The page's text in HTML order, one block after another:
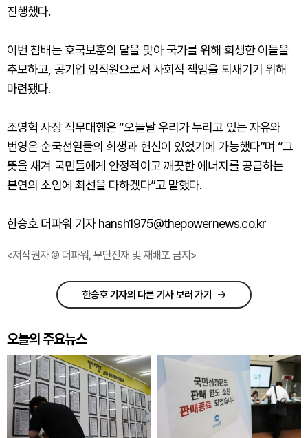
진행했다.
이번 참배는 호국보훈의 달을 맞아 국가를 위해 희생한 이들을
추모하고, 공기업 임직원으로서 사회적 책임을 되새기기 위해
마련됐다.
조영혁 사장 직무대행은 “오늘날 우리가 누리고 있는 자유와
번영은 순국선열들의 희생과 헌신이 있었기에 가능했다”며 “그
뜻을 새겨 국민들에게 안정적이고 깨끗한 에너지를 공급하는
본연의 소임에 최선을 다하겠다”고 말했다.
한승호 더파워 기자 hansh1975@thepowernews.co.kr
<저작권자 © 더파워, 무단전재 및 재배포 금지>
한승호 기자의 다른 기사 보러 가기
오늘의 주요뉴스